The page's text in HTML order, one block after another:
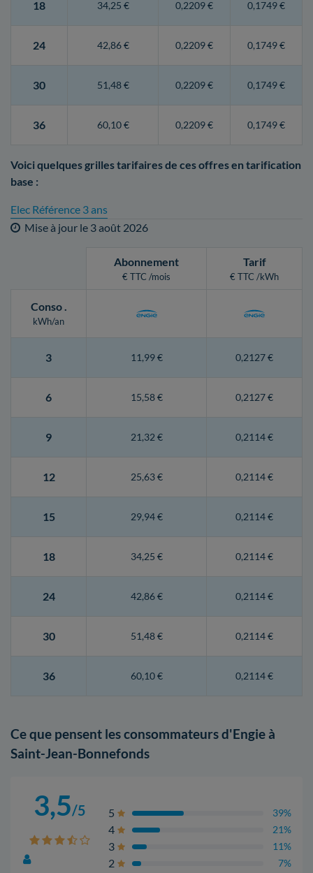
18 34,25 € 0,2209 € 0,1749 €
24 42,86 € 0,2209 € 0,1749 €
30 51,48 € 0,2209 € 0,1749 €
36 60,10 € 0,2209 € 0,1749 €
Voici quelques grilles tarifaires de ces offres en tarification
base :
Elec Référence 3 ans
Mise à jour le 3 août 2026
Abonnement
€ TTC /mois
Tarif
€ TTC /kWh
Conso.
kWh/an
3 11,99 € 0,2127 €
6 15,58 € 0,2127 €
9 21,32 € 0,2114 €
12 25,63 € 0,2114 €
15 29,94 € 0,2114 €
18 34,25 € 0,2114 €
24 42,86 € 0,2114 €
30 51,48 € 0,2114 €
36 60,10 € 0,2114 €
Ce que pensent les consommateurs d'Engie à
Saint-Jean-Bonnefonds
3,5/5 5 39%
4 21%
3 11%
2 7%